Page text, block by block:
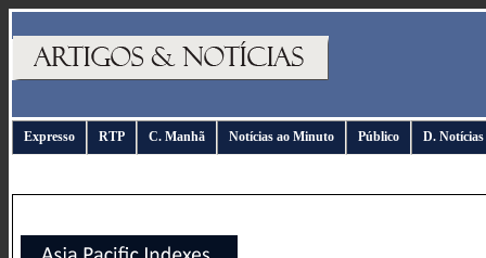
Expresso RTP C. Manhã Notícias ao Minuto Público D. Notícias